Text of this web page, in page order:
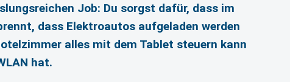
Job: Du sorgst dafür, dass im
dass Elektroautos aufgeladen werden
alles mit dem Tablet steuern kann
hat.